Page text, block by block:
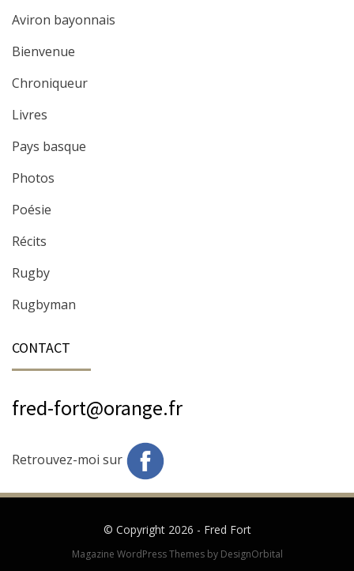
Aviron bayonnais
Bienvenue
Chroniqueur
Livres
Pays basque
Photos
Poésie
Récits
Rugby
Rugbyman
CONTACT
fred-fort@orange.fr
Retrouvez-moi sur
© Copyright 2026 - Fred Fort
Magazine WordPress Themesby DesignOrbital